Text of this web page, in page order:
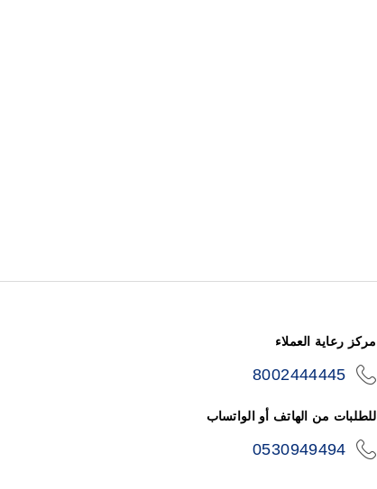
مركز رعاية العملاء
8002444445
للطلبات من الهاتف أو الواتساب
0530949494